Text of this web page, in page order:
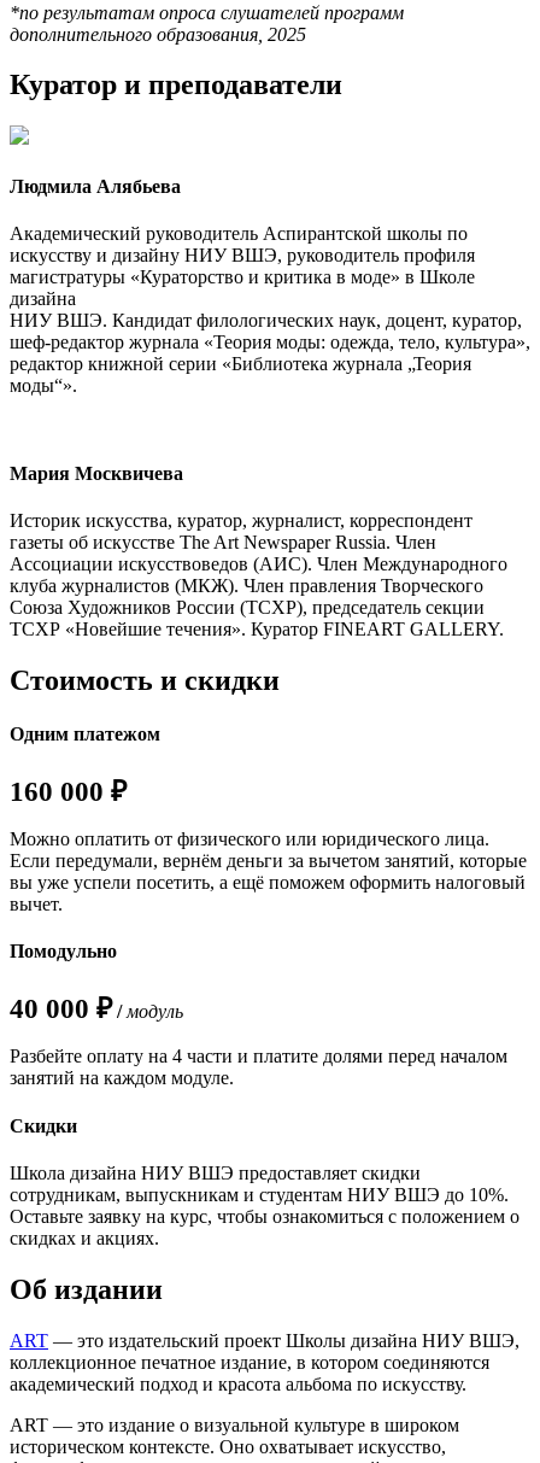
*по результатам опроса слушателей программ
дополнительного образования, 2025
Куратор и преподаватели
Людмила Алябьева
Академический руководитель Аспирантской школы по
искусству и дизайну НИУ ВШЭ, руководитель профиля
магистратуры «Кураторство и критика в моде» в Школе
дизайна
​​​​​​​НИУ ВШЭ. Кандидат филологических наук, доцент, куратор,
шеф-редактор журнала «Теория моды: одежда, тело, культура»,
редактор книжной серии «Библиотека журнала „Теория
моды“».
Мария Москвичева
Историк искусства, куратор, журналист, корреспондент
газеты об искусстве The Art Newspaper Russia. Член
Ассоциации искусствоведов (АИС). Член Международного
клуба журналистов (МКЖ). Член правления Творческого
Союза Художников России (ТСХР), председатель секции
ТСХР «Новейшие течения». Куратор FINEART GALLERY.
Стоимость и скидки
Одним платежом
160 000 ₽
Можно оплатить от физического или юридического лица.
Если передумали, вернём деньги за вычетом занятий, которые
вы уже успели посетить, а ещё поможем оформить налоговый
вычет.
Помодульно
40 000 ₽/ модуль
Разбейте оплату на 4 части и платите долями перед началом
занятий на каждом модуле.
Скидки
Школа дизайна НИУ ВШЭ предоставляет скидки
сотрудникам, выпускникам и студентам НИУ ВШЭ до 10%.
Оставьте заявку на курс, чтобы ознакомиться с положением о
скидках и акциях.
Об издании
ART — это издательский проект Школы дизайна НИУ ВШЭ,
коллекционное печатное издание, в котором соединяются
академический подход и красота альбома по искусству.
ART — это издание о визуальной культуре в широком
историческом контексте. Оно охватывает искусство,